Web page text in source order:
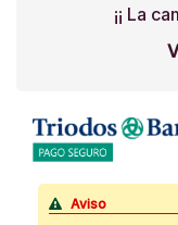
¡¡ La
Aviso